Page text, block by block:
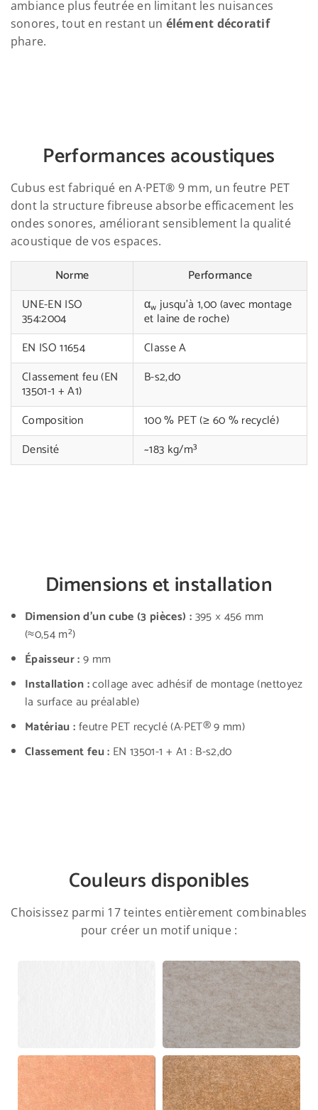
ambiance plus feutrée en limitant les nuisances
sonores, tout en restant un élément décoratif
phare.
Performances acoustiques
Cubus est fabriqué en A·PET® 9 mm, un feutre PET
dont la structure fibreuse absorbe efficacement les
ondes sonores, améliorant sensiblement la qualité
acoustique de vos espaces.
Norme
Performance
UNE-EN ISO
354:2004
αw jusqu’à 1,00 (avec montage
et laine de roche)
EN ISO 11654
Classe A
Classement feu (EN
13501-1 + A1)
B-s2,d0
Composition
100 % PET (≥ 60 % recyclé)
Densité
~183 kg/m³
Dimensions et installation
Dimension d’un cube (3 pièces) :395 × 456 mm
(≈0,54 m²)
Épaisseur :9 mm
Installation :collage avec adhésif de montage (nettoyez
la surface au préalable)
Matériau :feutre PET recyclé (A·PET® 9 mm)
Classement feu : EN 13501-1 + A1 : B-s2,d0
Couleurs disponibles
Choisissez parmi 17 teintes entièrement combinables
pour créer un motif unique :